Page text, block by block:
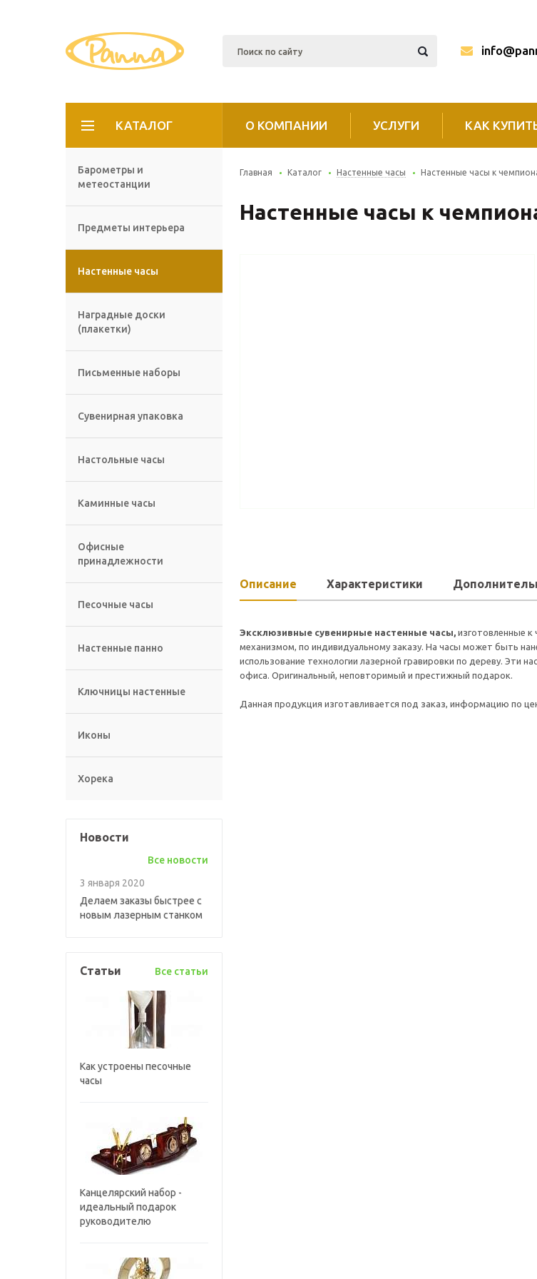
КАТАЛОГ О КОМПАНИИ УСЛУГИ КАК
Барометры и
метеостанции
Предметы интерьера
Настенные часы
Наградные доски
(плакетки)
Письменные наборы
Сувенирная упаковка
Настольные часы
Каминные часы
Офисные
принадлежности
Песочные часы
Настенные панно
Ключницы настенные
Иконы
Хорека
Новости
Все новости
3 января 2020
Делаем заказы быстрее с
новым лазерным станком
Статьи Все статьи
Как устроены песочные
часы
Канцелярский набор -
идеальный подарок
руководителю
Главная Каталог Настенные часы Настенные часы к
Настенные часы к
Описание Характеристики
Эксклюзивные сувенирные настенные часы, изготовленные к
механизмом, по индивидуальному заказу. На часы может быть
использование технологии лазерной гравировки по дереву. Эти
офиса. Оригинальный, неповторимый и престижный подарок.
Данная продукция изготавливается под заказ, информацию по